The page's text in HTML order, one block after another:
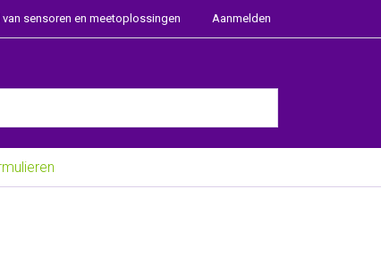
sensoren en meetoplossingen Aanmelden